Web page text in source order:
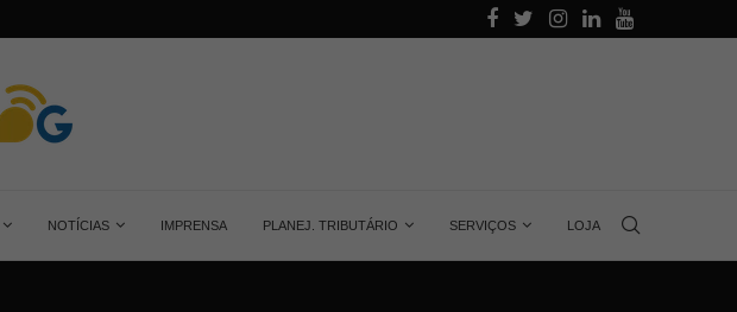
Aprenda quanta energia gera uma placa
NOTÍCIAS IMPRENSA PLANEJ. TRIBUTÁRIO SERVIÇOS LOJA